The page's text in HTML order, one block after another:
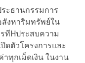
ะธานกรรมการ
งหาริมทรัพย์ใน
ทีHประสบความ
ดตัวโครงการและ
ทุกเม็ดเงิน ในงาน